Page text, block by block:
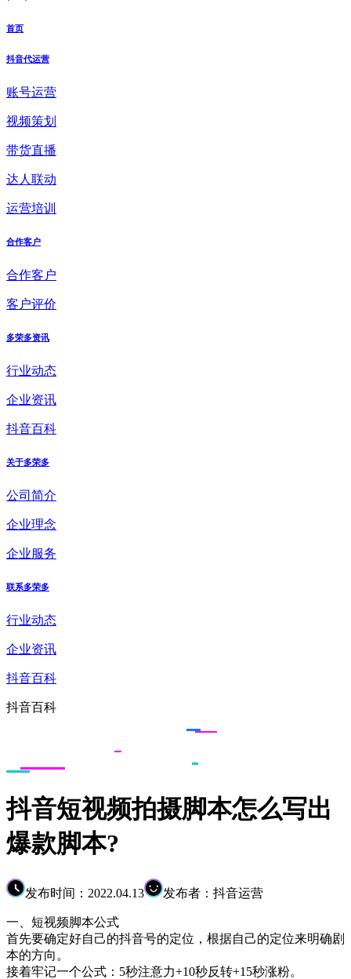
首页
抖音代运营
账号运营
视频策划
带货直播
达人联动
运营培训
合作客户
合作客户
客户评价
多荣多资讯
行业动态
企业资讯
抖音百科
关于多荣多
公司简介
企业理念
企业服务
联系多荣多
行业动态
企业资讯
抖音百科
抖音百科
抖音短视频拍摄脚本怎么写出
爆款脚本?
发布时间：2022.04.13 发布者：抖音运营
一、短视频脚本公式
首先要确定好自己的抖音号的定位，根据自己的定位来明确剧
本的方向。
接着牢记一个公式：5秒注意力+10秒反转+15秒涨粉。